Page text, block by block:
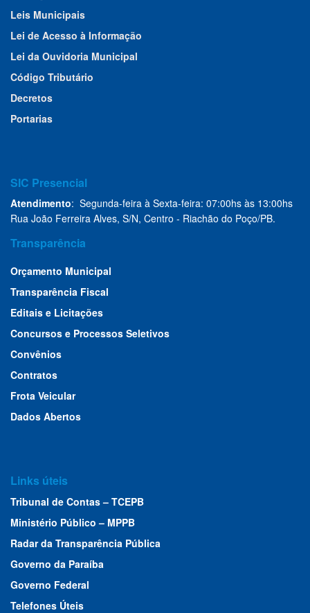
Leis Municipais
Lei de Acesso à Informação
Lei da Ouvidoria Municipal
Código Tributário
Decretos
Portarias
SIC Presencial
Atendimento: Segunda-feira à Sexta-feira: 07:00hs às 13:00hs
Rua João Ferreira Alves, S/N, Centro - Riachão do Poço/PB.
Transparência
Orçamento Municipal
Transparência Fiscal
Editais e Licitações
Concursos e Processos Seletivos
Convênios
Contratos
Frota Veicular
Dados Abertos
Links úteis
Tribunal de Contas – TCEPB
Ministério Público – MPPB
Radar da Transparência Pública
Governo da Paraíba
Governo Federal
Telefones Úteis